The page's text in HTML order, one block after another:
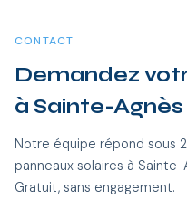
CONTACT
Demandez
à Sainte-Agnès
Notre équipe répond sous
panneaux solaires à
Gratuit, sans engagement.